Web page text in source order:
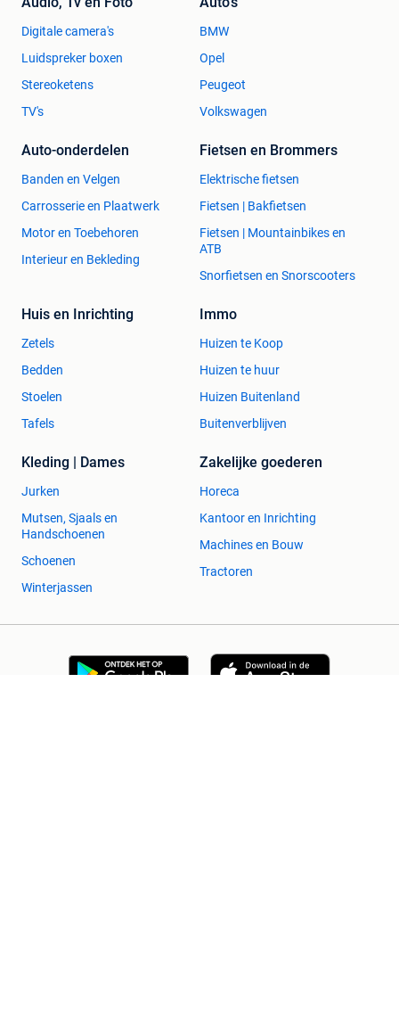
Digitale camera's
Luidspreker boxen
Stereoketens
TV's
BMW
Opel
Peugeot
Volkswagen
Auto-onderdelen
Banden en Velgen
Carrosserie en Plaatwerk
Motor en Toebehoren
Interieur en Bekleding
Fietsen en Brommers
Elektrische fietsen
Fietsen | Bakfietsen
Fietsen | Mountainbikes en
ATB
Snorfietsen en Snorscooters
Huis en Inrichting
Zetels
Bedden
Stoelen
Tafels
Immo
Huizen te Koop
Huizen te huur
Huizen Buitenland
Buitenverblijven
Kleding | Dames
Jurken
Mutsen, Sjaals en
Handschoenen
Schoenen
Winterjassen
Zakelijke goederen
Horeca
Kantoor en Inrichting
Machines en Bouw
Tractoren